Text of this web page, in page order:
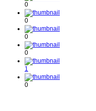
0
0
0
0
1
0